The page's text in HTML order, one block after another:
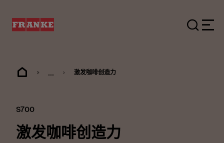
... 激发咖啡创造力
S700
激发咖啡创造力